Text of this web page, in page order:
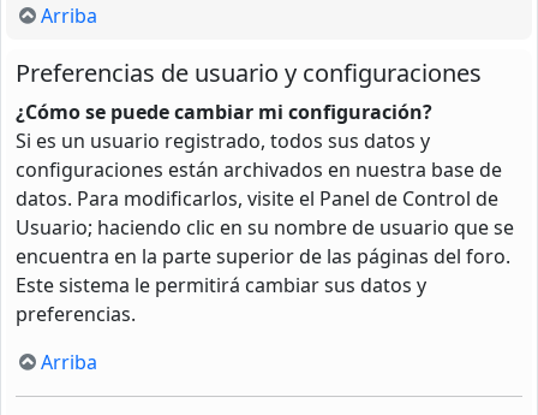
Arriba
Preferencias de usuario y configuraciones
¿Cómo se puede cambiar mi configuración?
Si es un usuario registrado, todos sus datos y
configuraciones están archivados en nuestra base de
datos. Para modificarlos, visite el Panel de Control de
Usuario; haciendo clic en su nombre de usuario que se
encuentra en la parte superior de las páginas del foro.
Este sistema le permitirá cambiar sus datos y
preferencias.
Arriba